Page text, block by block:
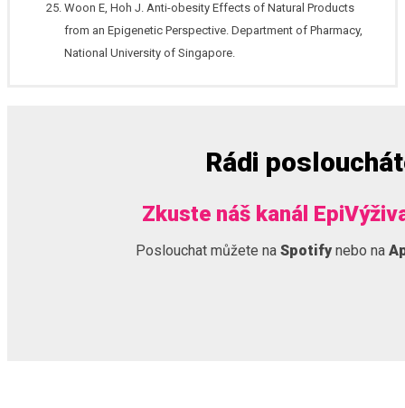
Woon E, Hoh J. Anti-obesity Effects of Natural Products
from an Epigenetic Perspective. Department of Pharmacy,
National University of Singapore.
Rádi
Zkuste náš kanál
Poslouchat můžete na Spotify nebo na